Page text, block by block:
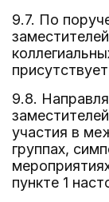
9.7. По
9.8.
участия в
группах,
пункте 1